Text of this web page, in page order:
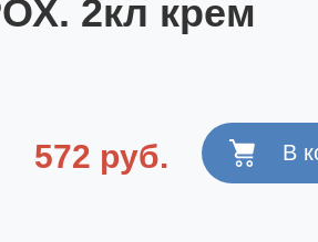
2кл крем
572 руб.